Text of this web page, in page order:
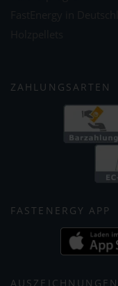
ZAHLUNGSARTEN
FASTENERGY APP
AUSZEICHNUNGEN